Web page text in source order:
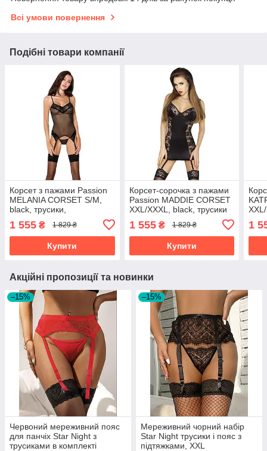
Всі умови повернення
Подібні товари компанії
Корсет з пажами Passion
MELANIA CORSET S/M,
black, трусики,
1 555 ₴ 1 829 ₴
Купити
Корсет-сорочка з пажами
Passion MADDIE CORSET
XXL/XXXL, black, трусики
1 555₴ 1 829 ₴
Купити
1
Акційні пропозиції та новинки
–15%
Червоний мереживний пояс
для панчіх Star Night з
трусиками в комплекті
–15%
Мереживний чорний набір
Star Night трусики і пояс з
підтяжками, XXL